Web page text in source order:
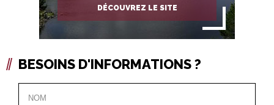
DÉCOUVREZ LE SITE
BESOINS D'INFORMATIONS ?